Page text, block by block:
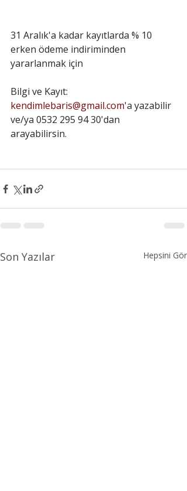
31 Aralık'a kadar kayıtlarda % 10
erken ödeme indiriminden
yararlanmak için
Bilgi ve Kayıt:
kendimlebaris@gmail.com'a yazabilir
ve/ya 0532 295 94 30'dan
arayabilirsin.
Son Yazılar Hepsini Gör